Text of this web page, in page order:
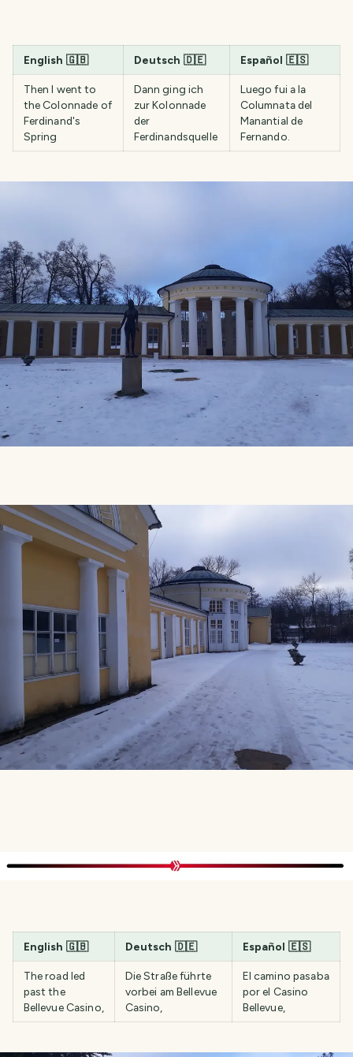
English 🇬🇧 Deutsch 🇩🇪 Español 🇪🇸
Then I went to
the Colonnade of
Ferdinand's
Spring
Dann ging ich
zur Kolonnade
der
Ferdinandsquelle
Luego fui a la
Columnata del
Manantial de
Fernando.
English 🇬🇧 Deutsch 🇩🇪 Español 🇪🇸
The road led
past the
Bellevue Casino,
Die Straße führte
vorbei am Bellevue
Casino,
El camino pasaba
por el Casino
Bellevue,